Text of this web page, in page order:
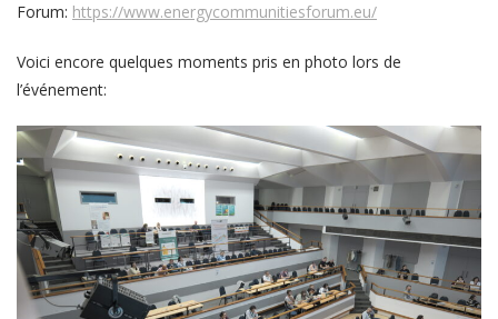
Forum: https://www.energycommunitiesforum.eu/
Voici encore quelques moments pris en photo lors de
l’événement: